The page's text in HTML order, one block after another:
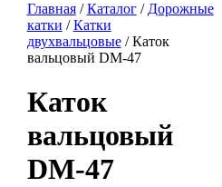
Главная/Каталог/ Дорожные
катки /Катки
двухвальцовые/ Каток
вальцовый DM-47
Каток
вальцовый
DM-47